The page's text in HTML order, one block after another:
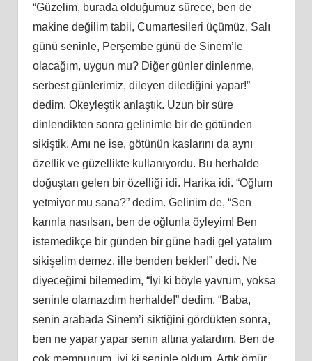
“Güzelim, burada olduğumuz sürece, ben de
makine değilim tabii, Cumartesileri üçümüz, Salı
günü seninle, Perşembe günü de Sinem’le
olacağım, uygun mu? Diğer günler dinlenme,
serbest günlerimiz, dileyen dilediğini yapar!”
dedim. Okeyleştik anlaştık. Uzun bir süre
dinlendikten sonra gelinimle bir de götünden
sikiştik. Amı ne ise, götünün kaslarını da aynı
özellik ve güzellikte kullanıyordu. Bu herhalde
doğuştan gelen bir özelliği idi. Harika idi. “Oğlum
yetmiyor mu sana?” dedim. Gelinim de, “Sen
karınla nasılsan, ben de oğlunla öyleyim! Ben
istemedikçe bir günden bir güne hadi gel yatalım
sikişelim demez, ille benden bekler!” dedi. Ne
diyeceğimi bilemedim, “İyi ki böyle yavrum, yoksa
seninle olamazdım herhalde!” dedim. “Baba,
senin arabada Sinem’i siktiğini gördükten sonra,
ben ne yapar yapar senin altına yatardım. Ben de
çok memnunum, iyi ki seninle oldum. Artık ömür